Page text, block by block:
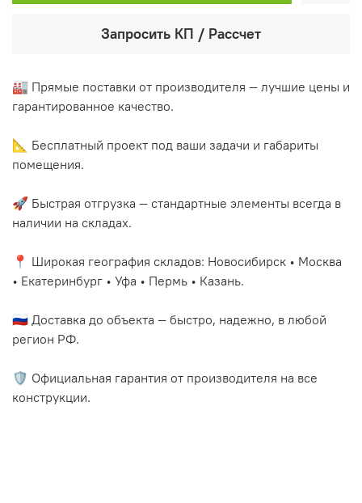
Запросить КП / Рассчет
🏭 Прямые поставки от производителя — лучшие цены и
гарантированное качество.
📐 Бесплатный проект под ваши задачи и габариты
помещения.
🚀 Быстрая отгрузка — стандартные элементы всегда в
наличии на складах.
📍 Широкая география складов: Новосибирск • Москва
• Екатеринбург • Уфа • Пермь • Казань.
🇷🇺 Доставка до объекта — быстро, надежно, в любой
регион РФ.
🛡️ Официальная гарантия от производителя на все
конструкции.